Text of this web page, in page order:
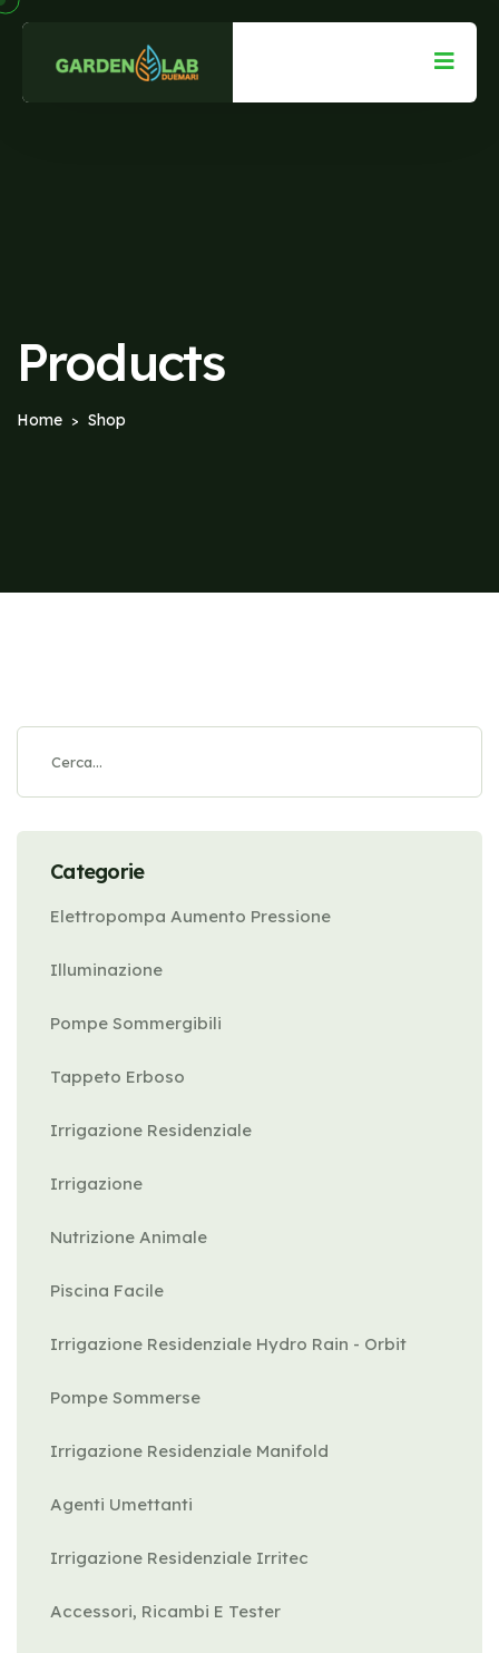
Products
Home > Shop
Categorie
Elettropompa Aumento Pressione
Illuminazione
Pompe Sommergibili
Tappeto Erboso
Irrigazione Residenziale
Irrigazione
Nutrizione Animale
Piscina Facile
Irrigazione Residenziale Hydro Rain - Orbit
Pompe Sommerse
Irrigazione Residenziale Manifold
Agenti Umettanti
Irrigazione Residenziale Irritec
Accessori, Ricambi E Tester